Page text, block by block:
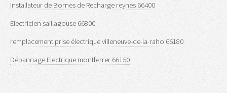
Installateur de Bornes de Recharge reynes 66400
Electricien saillagouse 66800
remplacement prise électrique villeneuve-de-la-raho 66180
Dépannage Electrique montferrer 66150